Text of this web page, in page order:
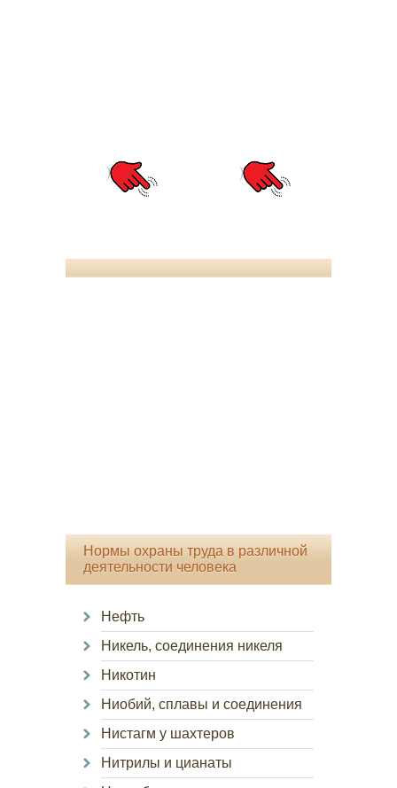
Нормы охраны труда в различной
деятельности человека
Нефть
Никель, соединения никеля
Никотин
Ниобий, сплавы и соединения
Нистагм у шахтеров
Нитрилы и цианаты